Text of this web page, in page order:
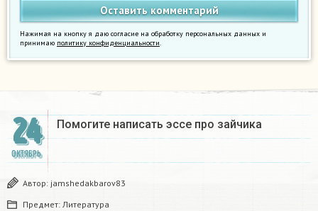
Нажимая на кнопку я даю согласие на обработку персональных данных и
принимаю политику конфиденциальности.
24
ОКТЯБРЬ
Помогите написать эссе про зайчика
Автор: jamshedakbarov83
Предмет: Литература